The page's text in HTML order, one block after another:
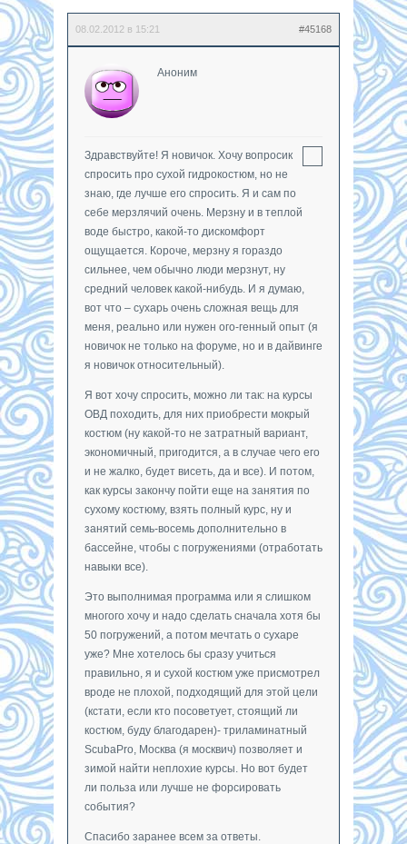
08.02.2012 в 15:21 #45168
Аноним
Здравствуйте! Я новичок. Хочу вопросик
спросить про сухой гидрокостюм, но не
знаю, где лучше его спросить. Я и сам по
себе мерзлячий очень. Мерзну и в теплой
воде быстро, какой-то дискомфорт
ощущается. Короче, мерзну я гораздо
сильнее, чем обычно люди мерзнут, ну
средний человек какой-нибудь. И я думаю,
вот что – сухарь очень сложная вещь для
меня, реально или нужен ого-генный опыт (я
новичок не только на форуме, но и в дайвинге
я новичок относительный).
Я вот хочу спросить, можно ли так: на курсы
ОВД походить, для них приобрести мокрый
костюм (ну какой-то не затратный вариант,
экономичный, пригодится, а в случае чего его
и не жалко, будет висеть, да и все). И потом,
как курсы закончу пойти еще на занятия по
сухому костюму, взять полный курс, ну и
занятий семь-восемь дополнительно в
бассейне, чтобы с погружениями (отработать
навыки все).
Это выполнимая программа или я слишком
многого хочу и надо сделать сначала хотя бы
50 погружений, а потом мечтать о сухаре
уже? Мне хотелось бы сразу учиться
правильно, я и сухой костюм уже присмотрел
вроде не плохой, подходящий для этой цели
(кстати, если кто посоветует, стоящий ли
костюм, буду благодарен)- триламинатный
ScubaPro, Москва (я москвич) позволяет и
зимой найти неплохие курсы. Но вот будет
ли польза или лучше не форсировать
события?
Спасибо заранее всем за ответы.